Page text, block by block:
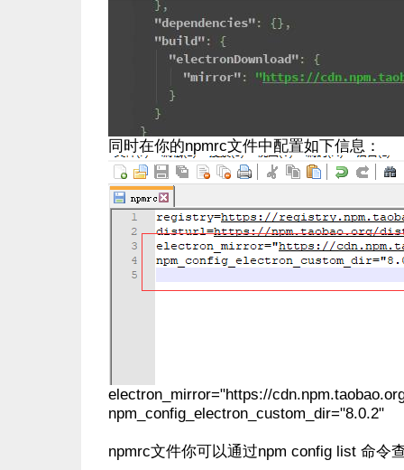
同时在你的npmrc文件中配置如下信息：
electron_mirror="https://
npm_config_electron_custom_dir="8.0.2"
npmrc文件你可以通过npm config list 命令